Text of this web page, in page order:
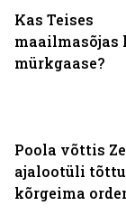
Kas Teises
maailmasõjas
mürkgaase?
Poola võttis
ajalootüli
kõrgeima